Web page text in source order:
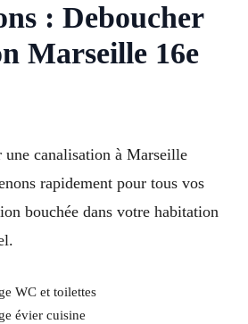
: Deboucher
Marseille 16e
une canalisation à Marseille
rapidement pour tous vos
bouchée dans votre habitation
WC et toilettes
évier cuisine